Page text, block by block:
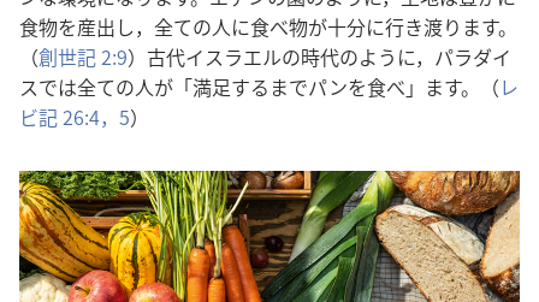
食物を産出し，全ての人に食べ物が十分に行き渡ります。
（創世記 2:9）古代イスラエルの時代のように，パラダイ
スでは全ての人が「満足するまでパンを食べ」ます。（レ
ビ記 26:4，5）